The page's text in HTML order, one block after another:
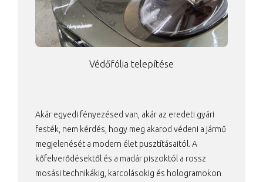
Védőfólia telepítése
Akár egyedi fényezésed van, akár az eredeti gyári
festék, nem kérdés, hogy meg akarod védeni a jármű
megjelenését a modern élet pusztításaitól. A
kőfelverődésektől és a madár piszoktól a rossz
mosási technikákig, karcolásokig és hologramokon